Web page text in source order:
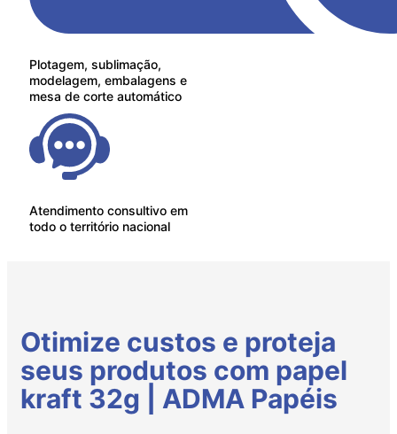
Plotagem, sublimação,
modelagem, embalagens e
mesa de corte automático
Atendimento consultivo em
todo o território nacional
Otimize custos e proteja
seus produtos com papel
kraft 32g | ADMA Papéis